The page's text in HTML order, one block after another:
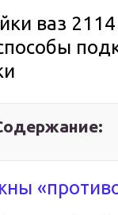
ваз 2114